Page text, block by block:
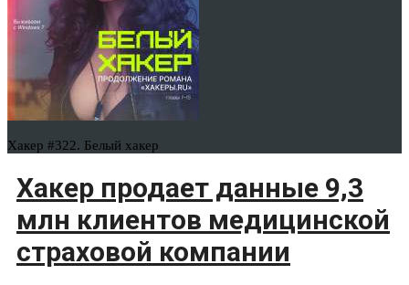
Хакер #322. Белый хакер
Хакер продает данные 9,3
млн клиентов медицинской
страховой компании